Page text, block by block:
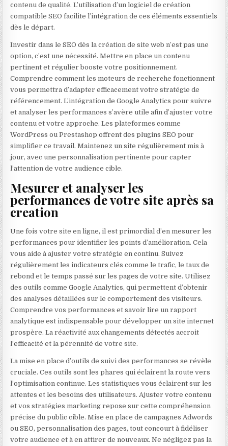
contenu de qualité. L’utilisation d’un logiciel de création
compatible SEO facilite l’intégration de ces éléments essentiels
dès le départ.
Investir dans le SEO dès la création de site web n’est pas une
option, c’est une nécessité. Mettre en place un contenu
pertinent et régulier booste votre positionnement.
Comprendre comment les moteurs de recherche fonctionnent
vous permettra d’adapter efficacement votre stratégie de
référencement. L’intégration de Google Analytics pour suivre
et analyser les performances s’avère utile afin d’ajuster votre
contenu et votre approche. Les plateformes comme
WordPress ou Prestashop offrent des plugins SEO pour
simplifier ce travail. Maintenez un site régulièrement mis à
jour, avec une personnalisation pertinente pour capter
l’attention de votre audience cible.
Mesurer et analyser les
performances de votre site après sa
creation
Une fois votre site en ligne, il est primordial d’en mesurer les
performances pour identifier les points d’amélioration. Cela
vous aide à ajuster votre stratégie en continu. Suivez
régulièrement les indicateurs clés comme le trafic, le taux de
rebond et le temps passé sur les pages de votre site. Utilisez
des outils comme Google Analytics, qui permettent d’obtenir
des analyses détaillées sur le comportement des visiteurs.
Comprendre vos performances et savoir lire un rapport
analytique est indispensable pour développer un site internet
prospère. La réactivité aux changements détectés accroit
l’efficacité et la pérennité de votre site.
La mise en place d’outils de suivi des performances se révèle
cruciale. Ces outils sont les phares qui éclairent la route vers
l’optimisation continue. Les statistiques vous éclairent sur les
attentes et les besoins des utilisateurs. Ajuster votre contenu
et vos stratégies marketing repose sur cette compréhension
précise du public cible. Mise en place de campagnes Adwords
ou SEO, personnalisation des pages, tout concourt à fidéliser
votre audience et à en attirer de nouveaux. Ne négligez pas la